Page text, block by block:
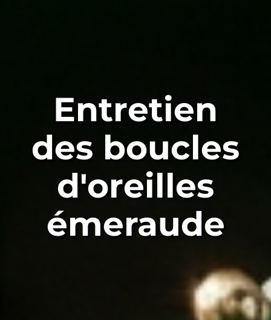
Entretien
des boucles
d'oreilles
émeraude